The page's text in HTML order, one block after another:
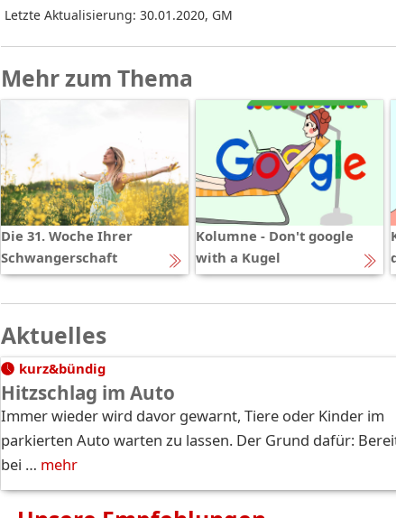
Letzte Aktualisierung: 30.01.2020, GM
Mehr zum Thema
Die 31. Woche Ihrer
Schwangerschaft
Kolumne - Don't google
with a Kugel
Aktuelles
kurz&bündig
Hitzschlag im Auto
Immer wieder wird davor gewarnt, Tiere oder Kinder im
parkierten Auto warten zu lassen. Der Grund dafür:
bei … mehr